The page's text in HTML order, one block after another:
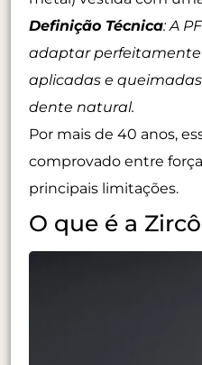
Definição Técnica:A
adaptar perfeitamente
aplicadas e
dente natural.
Por mais de 40 anos,
comprovado entre
principais limitações.
O que é a